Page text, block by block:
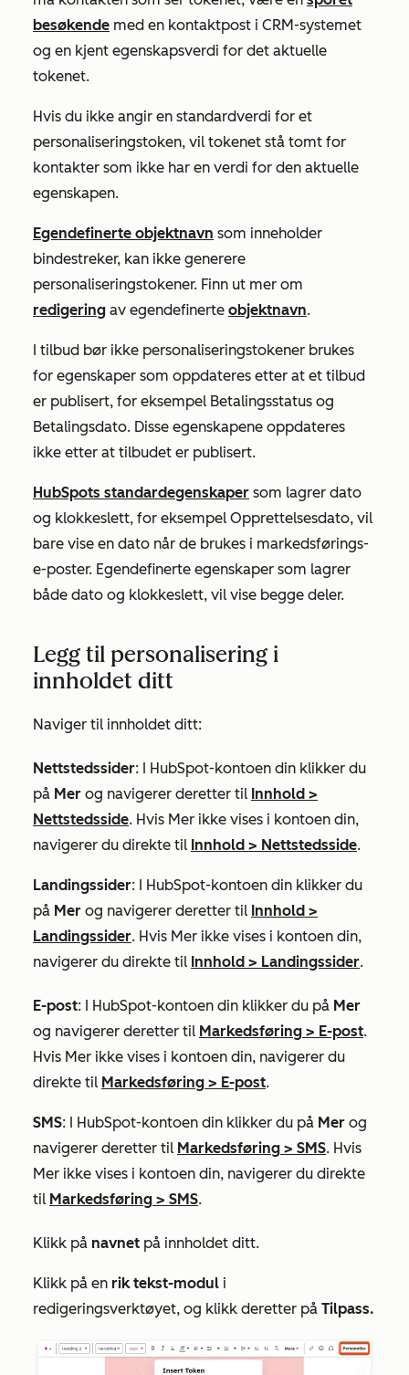
besøkende med en kontaktpost i CRM-systemet
og en kjent egenskapsverdi for det aktuelle
tokenet.
Hvis du ikke angir en standardverdi for et
personaliseringstoken, vil tokenet stå tomt for
kontakter som ikke har en verdi for den aktuelle
egenskapen.
Egendefinerte objektnavn som inneholder
bindestreker, kan ikke generere
personaliseringstokener. Finn ut mer om
redigering av egendefinerte objektnavn.
I tilbud bør ikke personaliseringstokener brukes
for egenskaper som oppdateres etter at et tilbud
er publisert, for eksempel Betalingsstatus og
Betalingsdato. Disse egenskapene oppdateres
ikke etter at tilbudet er publisert.
HubSpots standardegenskaper som lagrer dato
og klokkeslett, for eksempel Opprettelsesdato, vil
bare vise en dato når de brukes i markedsførings-
e-poster. Egendefinerte egenskaper som lagrer
både dato og klokkeslett, vil vise begge deler.
Legg til personalisering i
innholdet ditt
Naviger til innholdet ditt:
Nettstedssider: I HubSpot-kontoen din klikker du
på Mer og navigerer deretter til Innhold >
Nettstedsside. Hvis Mer ikke vises i kontoen din,
navigerer du direkte til Innhold > Nettstedsside.
Landingssider: I HubSpot-kontoen din klikker du
på Mer og navigerer deretter til Innhold >
Landingssider. Hvis Mer ikke vises i kontoen din,
navigerer du direkte til Innhold > Landingssider.
E-post: I HubSpot-kontoen din klikker du på Mer
og navigerer deretter til Markedsføring > E-post.
Hvis Mer ikke vises i kontoen din, navigerer du
direkte til Markedsføring > E-post.
SMS: I HubSpot-kontoen din klikker du på Mer og
navigerer deretter til Markedsføring > SMS. Hvis
Mer ikke vises i kontoen din, navigerer du direkte
til Markedsføring > SMS.
Klikk på navnet på innholdet ditt.
Klikk på en rik tekst-modul i
redigeringsverktøyet, og klikk deretter på Tilpass.